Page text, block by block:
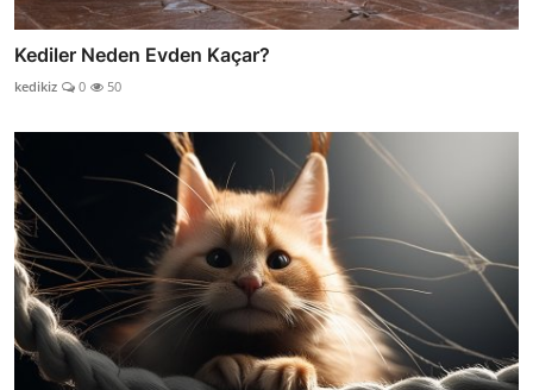
Kediler Neden Evden Kaçar?
kedikiz 0 50